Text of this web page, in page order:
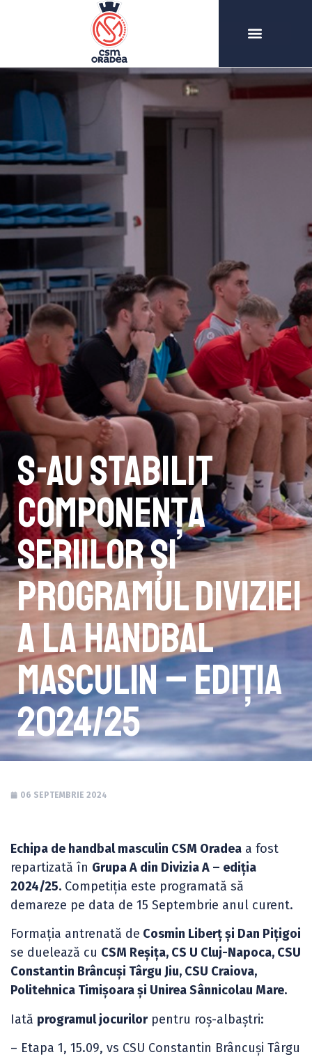
S-au stabilit
componența
seriilor și
programul Diviziei
A la handbal
masculin – ediția
2024/25
06 SEPTEMBRIE 2024
Echipa de handbal masculin CSM Oradea a fost
repartizată în Grupa A din Divizia A – ediția
2024/25. Competiția este programată să
demareze pe data de 15 Septembrie anul curent.
Formația antrenată de Cosmin Liberț și Dan Pițigoi
se duelează cu CSM Reșița, CS U Cluj-Napoca, CSU
Constantin Brâncuși Târgu Jiu, CSU Craiova,
Politehnica Timișoara și Unirea Sânnicolau Mare.
Iată programul jocurilorpentru roș-albaștri:
– Etapa 1, 15.09, vs CSU Constantin Brâncuși Târgu